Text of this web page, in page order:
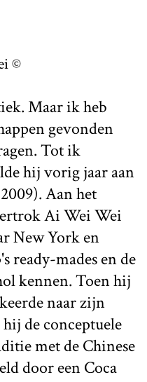
©
Maar ik heb
gevonden
Tot ik
hij vorig jaar aan
Aan het
Ai Wei Wei
New York en
ready-mades en de
kennen. Toen hij
naar zijn
de conceptuele
met de Chinese
door een Coca